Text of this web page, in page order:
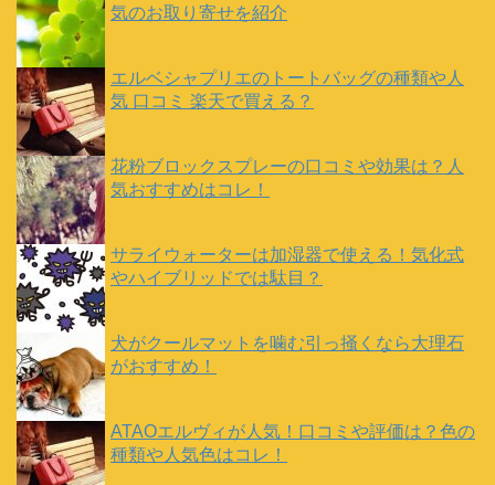
気のお取り寄せを紹介
エルベシャプリエのトートバッグの種類や人
気 口コミ 楽天で買える？
花粉ブロックスプレーの口コミや効果は？人
気おすすめはコレ！
サライウォーターは加湿器で使える！気化式
やハイブリッドでは駄目？
犬がクールマットを噛む引っ掻くなら大理石
がおすすめ！
ATAOエルヴィが人気！口コミや評価は？色の
種類や人気色はコレ！